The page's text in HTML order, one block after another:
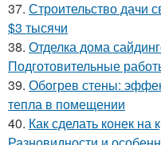
37. Строительство дачи
$3 тысячи
38. Отделка дома
Подготовительные
39. Обогрев стены:
тепла в помещении
40. Как сделать конек